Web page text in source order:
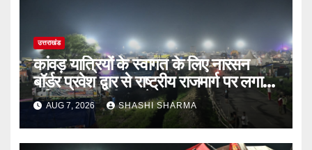
उत्तराखंड
कांवड़ यात्रियों के स्वागत के लिए नारसन
बॉर्डर प्रवेश द्वार से राष्ट्रीय राजमार्ग पर लगाई
गई रंगीन एलईडी लाइटें
AUG 7, 2026 SHASHI SHARMA